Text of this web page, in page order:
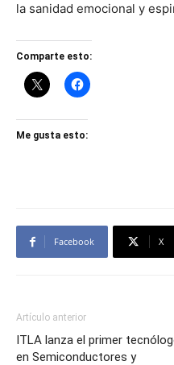
la sanidad emocional y
Comparte esto:
Me gusta esto:
Facebook X
Artículo anterior
ITLA lanza el primer
en Semiconductores y